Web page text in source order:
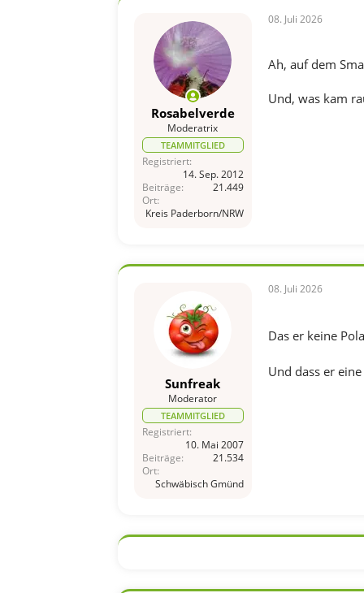
Rosabelverde
Moderatrix
TEAMMITGLIED
Registriert
14. Sep. 2012
Beiträge
21.449
Ort
Kreis Paderborn/NRW
08. Juli 2026
Ah, auf dem
Und, was kam
Sunfreak
Moderator
TEAMMITGLIED
Registriert
10. Mai 2007
Beiträge
21.534
Ort
Schwäbisch Gmünd
08. Juli 2026
Das er keine
Und dass er